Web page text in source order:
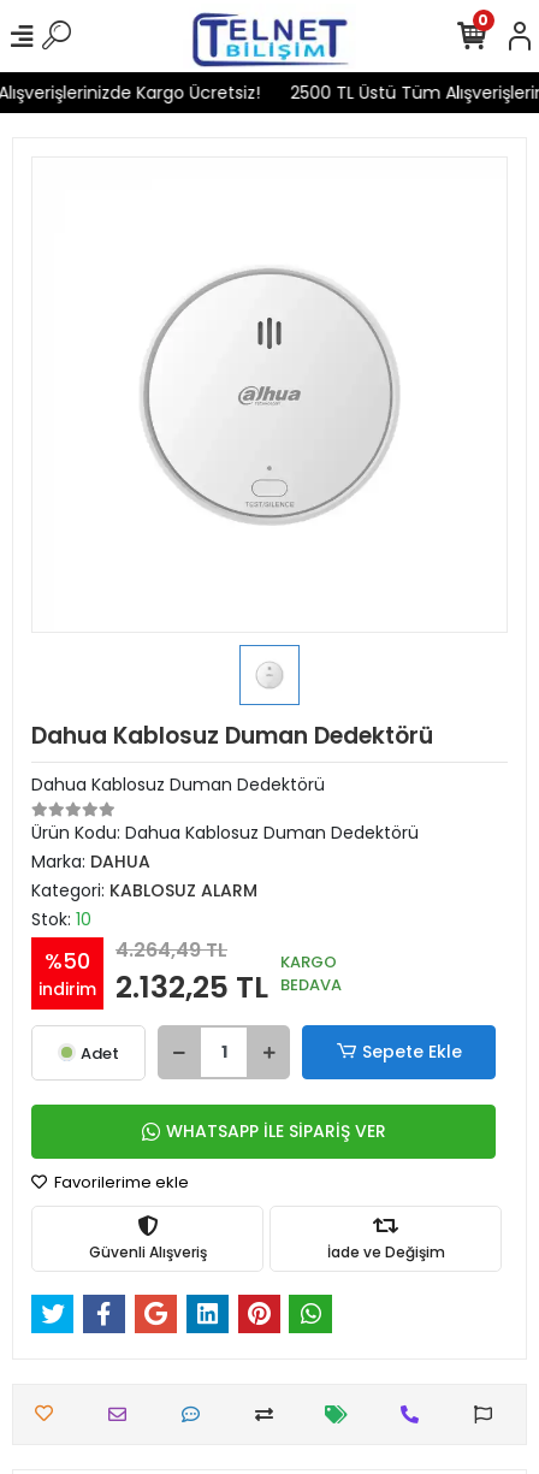
Kargo Ücretsiz! 2500 TL Üstü Tüm
0
Dahua Kablosuz Duman Dedektörü
Dahua Kablosuz Duman Dedektörü
Ürün Kodu: Dahua Kablosuz Duman Dedektörü
Marka: DAHUA
Kategori: KABLOSUZ ALARM
Stok: 10
%50
indirim
4.264,49 TL
2.132,25 TL
KARGO
BEDAVA
Adet Sepete Ekle
WHATSAPP İLE SİPARİŞ VER
Favorilerime ekle
Güvenli Alışveriş İade ve Değişim